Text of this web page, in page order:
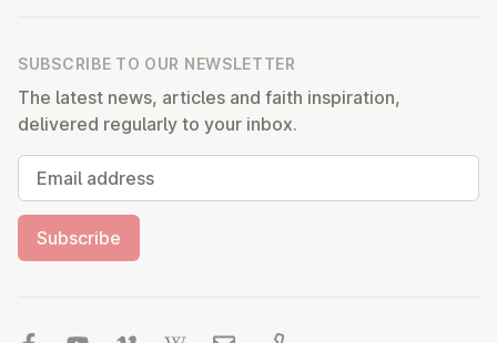
SUBSCRIBE TO OUR NEWSLETTER
The latest news, articles and faith inspiration,
delivered regularly to your inbox.
Email address
Subscribe